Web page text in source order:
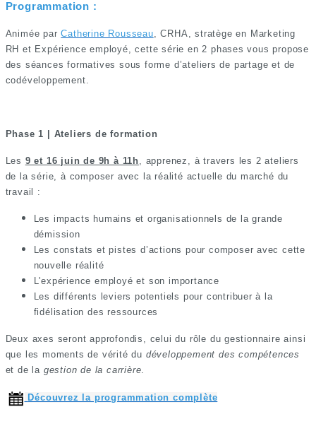
Programmation :
Animée parCatherine Rousseau, CRHA, stratège en Marketing
RH et Expérience employé, cette série en 2 phases vous propose
des séances formatives sous forme d’ateliers de partage et de
codéveloppement.
Phase 1 | Ateliers de formation
Les 9 et 16 juin de 9h à 11h, apprenez, à travers les 2 ateliers
de la série, à composer avec la réalité actuelle du marché du
travail :
Les impacts humains et organisationnels de la grande
démission
Les constats et pistes d’actions pour composer avec cette
nouvelle réalité
L'expérience employé et son importance
Les différents leviers potentiels pour contribuer à la
fidélisation des ressources
Deux axes seront approfondis, celui du rôle du gestionnaire ainsi
que les moments de vérité du développement des compétences
et de la gestion de la carrière.
Découvrez la programmation complète